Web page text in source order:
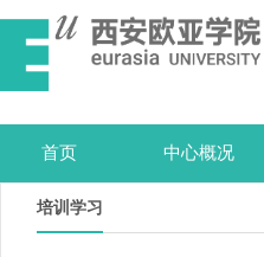
首页 中心概况
培训学习